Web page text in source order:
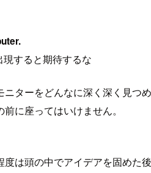
すると期待するな
ターをどんなに深く深く見つ
に座ってはいけません。
は頭の中でアイデアを固めた